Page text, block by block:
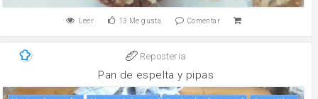
Leer 13 Me gusta Comentar
Reposteria
Pan de espelta y pipas